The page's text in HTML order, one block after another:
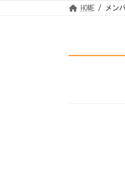
HOME メン